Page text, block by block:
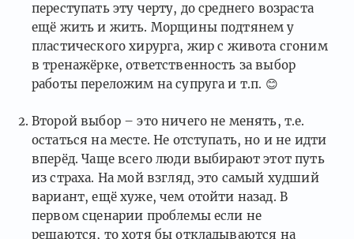
переступать эту черту, до среднего возраста
ещё жить и жить. Морщины подтянем у
пластического хирурга, жир с живота сгоним
в тренажёрке, ответственность за выбор
работы переложим на супруга и т.п. 😊
Второй выбор – это ничего не менять, т.е.
остаться на месте. Не отступать, но и не идти
вперёд. Чаще всего люди выбирают этот путь
из страха. На мой взгляд, это самый худший
вариант, ещё хуже, чем отойти назад. В
первом сценарии проблемы если не
решаются, то хотя бы откладываются на